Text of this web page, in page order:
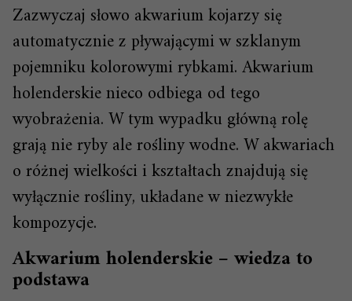
Zazwyczaj słowo akwarium kojarzy się
automatycznie z pływającymi w szklanym
pojemniku kolorowymi rybkami. Akwarium
holenderskie nieco odbiega od tego
wyobrażenia. W tym wypadku główną rolę
grają nie ryby ale rośliny wodne. W akwariach
o różnej wielkości i kształtach znajdują się
wyłącznie rośliny, układane w niezwykłe
kompozycje.
Akwarium holenderskie – wiedza to
podstawa